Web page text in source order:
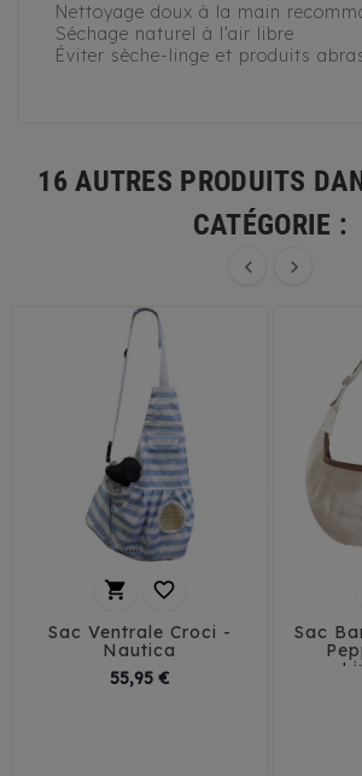
Nettoyage doux à la main
Séchage naturel à l’air libre
Éviter sèche-linge et produits
16 AUTRES PRODUITS
CATÉGORIE :
 
 
Sac Ventrale Croci -
Nautica
55,95 €Prix
Sac